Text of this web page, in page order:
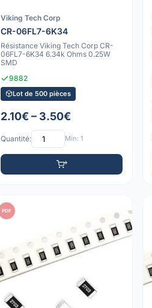
Viking Tech Corp
CR-06FL7-6K34
Résistance Viking Tech Corp CR-
06FL7-6K34 6.34k Ohms 0.25W
SMD
9882
Lot de 500 pièces
2.10€ – 3.50€
Quantité: Min: 1
PDF